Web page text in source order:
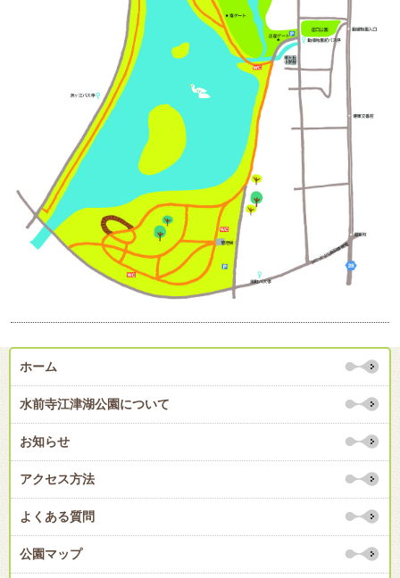
ホーム
水前寺江津湖公園について
お知らせ
アクセス方法
よくある質問
公園マップ